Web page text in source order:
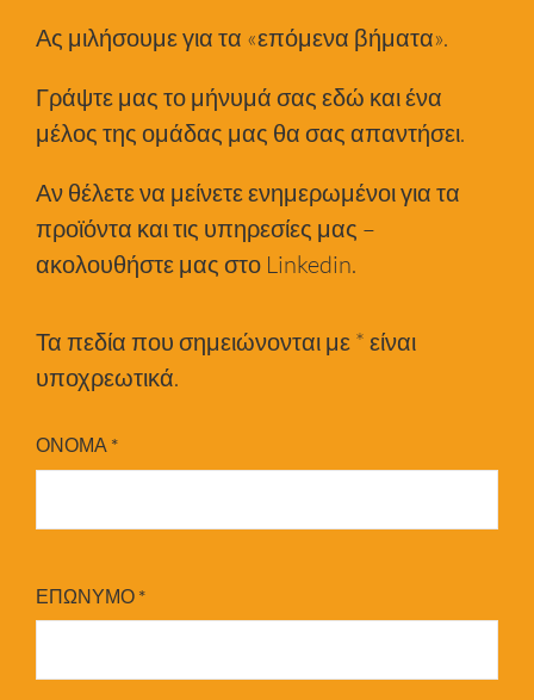
Ας μιλήσουμε για τα «επόμενα βήματα».
Γράψτε μας το μήνυμά σας εδώ και ένα
μέλος της ομάδας μας θα σας απαντήσει.
Αν θέλετε να μείνετε ενημερωμένοι για τα
προϊόντα και τις υπηρεσίες μας –
ακολουθήστε μας στο Linkedin.
Τα πεδία που σημειώνονται με * είναι
υποχρεωτικά.
ΟΝΟΜΑ *
ΕΠΩΝΥΜΟ *